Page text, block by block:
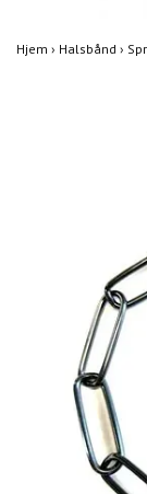
Hjem › Halsbånd ›